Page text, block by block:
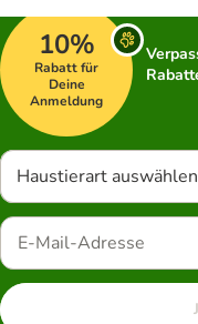
10%
Rabatt für
Deine
Anmeldung
Haustierart auswählen